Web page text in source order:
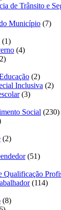
de Trânsito e
Município (7)
(1)
(4)
(2)
Inclusiva (2)
(3)
Social (230)
(2)
(51)
Qualificação
(114)
(8)